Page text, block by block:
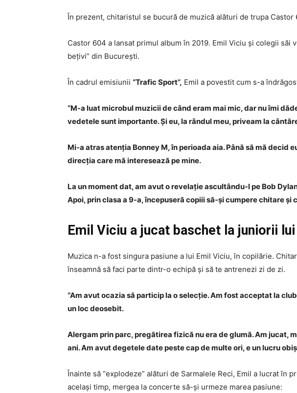
În prezent, chitaristul se bucură de muzică alături de trupa
Castor 604 a lansat primul album în 2019. Emil Viciu și colegii săi
bețivi” din București.
În cadrul emisiunii “Trafic Sport”, Emil a povestit cum s-a
“M-a luat microbul muzicii de când eram mai mic, dar nu îmi
vedetele sunt importante. Și eu, la rândul meu, priveam la
Mi-a atras atenția Bonney M, în perioada aia. Până să mă decid
direcția care mă interesează pe mine.
La un moment dat, am avut o revelație ascultându-l pe Bob
Apoi, prin clasa a 9-a, începuseră copiii să-și cumpere chitare și
Emil Viciu a jucat baschet la juniorii
Muzica n-a fost singura pasiune a lui Emil Viciu, în copilărie.
înseamnă să faci parte dintr-o echipă și să te antrenezi zi de zi.
“Am avut ocazia să particip la o selecție. Am fost acceptat la
un loc deosebit.
Alergam prin parc, pregătirea fizică nu era de glumă. Am jucat,
ani. Am avut degetele date peste cap de multe ori, e un lucru
Înainte să “explodeze” alături de Sarmalele Reci, Emil a lucrat în
același timp, mergea la concerte să-și urmeze marea pasiune: